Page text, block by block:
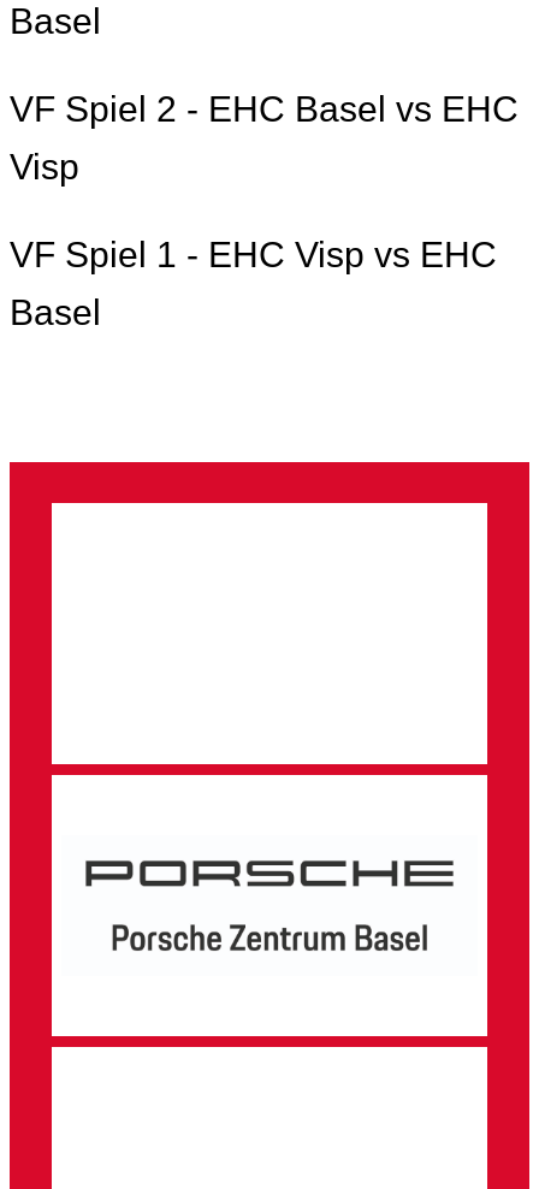
Basel
VF Spiel 2 - EHC Basel vs EHC
Visp
VF Spiel 1 - EHC Visp vs EHC
Basel